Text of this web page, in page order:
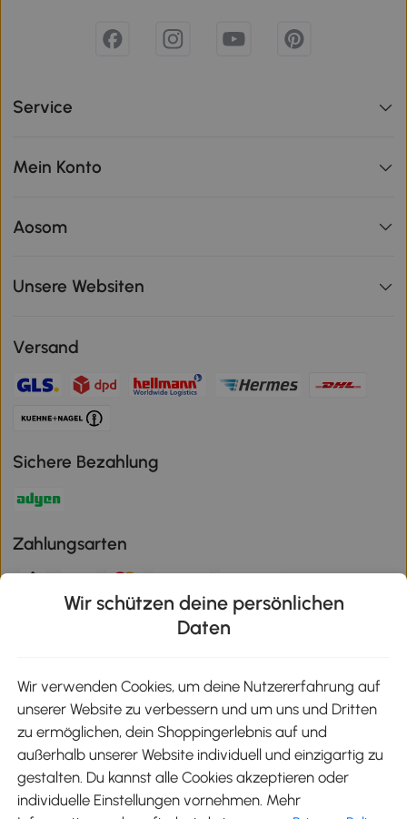
Service
Mein Konto
Aosom
Unsere Websiten
Versand
Sichere Bezahlung
Zahlungsarten
Aosom-App
Google Play
Wir schützen deine persönlichen
Daten
Wir verwenden Cookies, um deine Nutzererfahrung auf
unserer Website zu verbessern und um uns und Dritten
zu ermöglichen, dein Shoppingerlebnis auf und
außerhalb unserer Website individuell und einzigartig zu
gestalten. Du kannst alle Cookies akzeptieren oder
individuelle Einstellungen vornehmen. Mehr